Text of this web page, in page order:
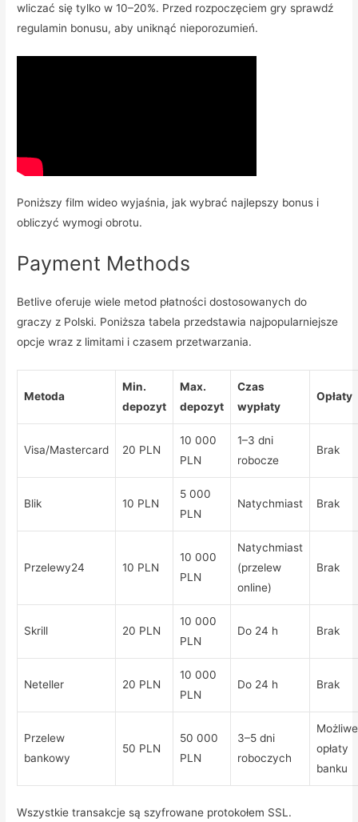
wliczać się tylko w 10–20%. Przed rozpoczęciem gry sprawdź
regulamin bonusu, aby uniknąć nieporozumień.
Poniższy film wideo wyjaśnia, jak wybrać najlepszy bonus i
obliczyć wymogi obrotu.
Payment Methods
Betlive oferuje wiele metod płatności dostosowanych do
graczy z Polski. Poniższa tabela przedstawia najpopularniejsze
opcje wraz z limitami i czasem przetwarzania.
Metoda
Min.
depozyt
Max.
depozyt
Czas
wypłaty
Opłaty
Visa/Mastercard 20 PLN
10 000
PLN
1–3 dni
robocze
Brak
Blik 10 PLN
5 000
PLN
Natychmiast Brak
Przelewy24 10 PLN
10 000
PLN
Natychmiast
(przelew
online)
Brak
Skrill 20 PLN
10 000
PLN
Do 24 h Brak
Neteller 20 PLN
10 000
PLN
Do 24 h Brak
Przelew
bankowy
50 PLN
50 000
PLN
3–5 dni
roboczych
Możliwe
opłaty
banku
Wszystkie transakcje są szyfrowane protokołem SSL.